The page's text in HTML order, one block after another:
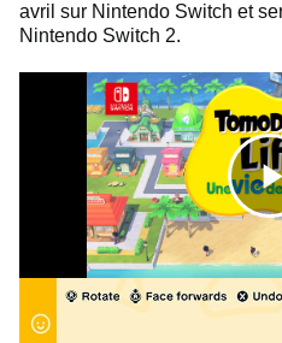
avril sur Nintendo Switch et
Nintendo Switch 2.
l